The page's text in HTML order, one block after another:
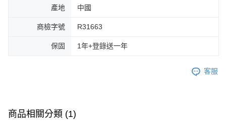
產地 中國
商檢字號 R31663
保固 1年+登錄送一年
客服
商品相關分類 (1)